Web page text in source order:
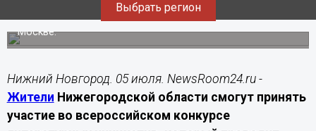
Выбрать регион
Авторы и организации могут представить свои проекты
до 31 июля. Лучшие инициативы рассмотрят на форуме в
Москве.
Нижний Новгород. 05 июля. NewsRoom24.ru -
Жители Нижегородской области смогут принять
участие во всероссийском конкурсе